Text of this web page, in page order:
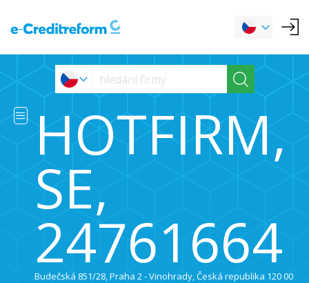
HOTFIRM,
SE,
24761664
Budečská 851/28, Praha 2 - Vinohrady, Česká republika 120 00